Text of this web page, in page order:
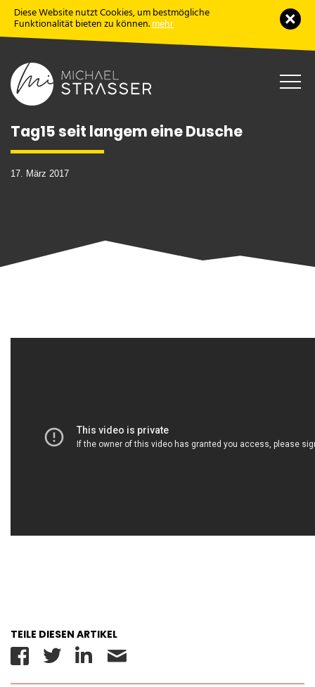
Diese Website nutzt Cookies, um bestmögliche
Funktionalität bieten zu können.mehr
Tag15 seit langem eine Dusche
17. März 2017
TEILE DIESEN ARTIKEL
Facebook
Twitter
Linkedin